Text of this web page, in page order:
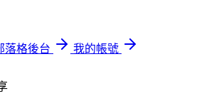
落格後台
我的帳號